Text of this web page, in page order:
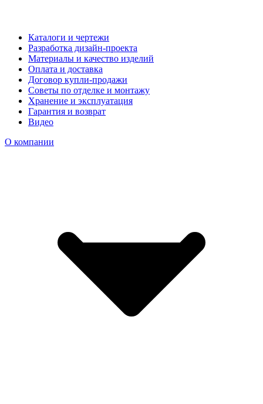
Каталоги и чертежи
Разработка дизайн-проекта
Материалы и качество изделий
Оплата и доставка
Договор купли-продажи
Советы по отделке и монтажу
Хранение и эксплуатация
Гарантия и возврат
Видео
О компании